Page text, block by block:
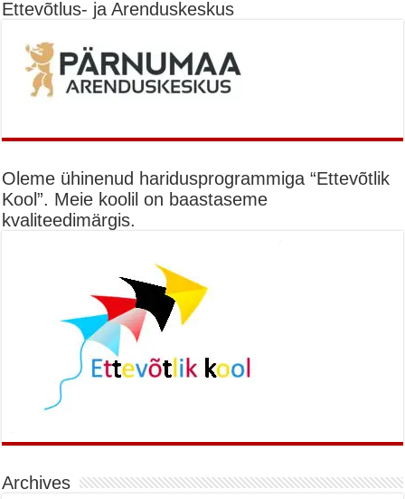
Ettevõtlus- ja Arenduskeskus
Oleme ühinenud haridusprogrammiga “Ettevõtlik
Kool”. Meie koolil on baastaseme
kvaliteedimärgis.
Archives